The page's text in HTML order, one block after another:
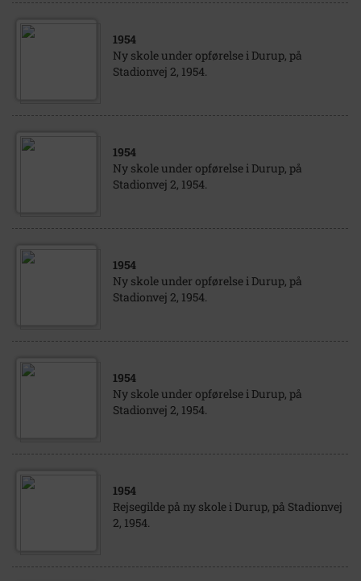
1954
Ny skole under opførelse i Durup, på
Stadionvej 2, 1954.
1954
Ny skole under opførelse i Durup, på
Stadionvej 2, 1954.
1954
Ny skole under opførelse i Durup, på
Stadionvej 2, 1954.
1954
Ny skole under opførelse i Durup, på
Stadionvej 2, 1954.
1954
Rejsegilde på ny skole i Durup, på Stadionvej
2, 1954.